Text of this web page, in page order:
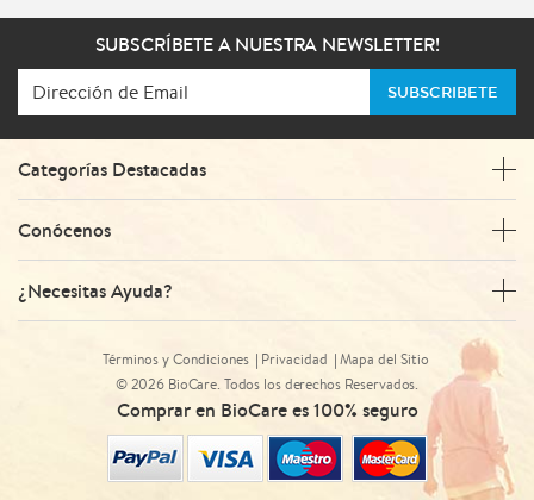
SUBSCRÍBETE A NUESTRA NEWSLETTER!
SUBSCRIBETE
Categorías Destacadas
Conócenos
¿Necesitas Ayuda?
Términos y Condiciones Privacidad
Mapa del Sitio
© 2026 BioCare. Todos los derechos Reservados.
Comprar en BioCare es 100% seguro